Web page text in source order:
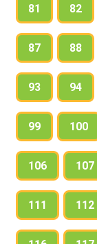
81 82
87 88
93 94
99 100
106 107
111 112